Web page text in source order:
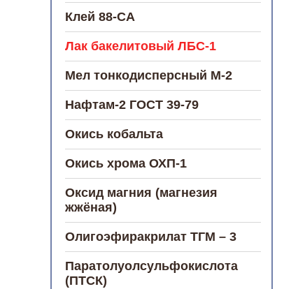
Клей 88-СА
Лак бакелитовый ЛБС-1
Мел тонкодисперсный М-2
Нафтам-2 ГОСТ 39-79
Окись кобальта
Окись хрома ОХП-1
Оксид магния (магнезия
жжёная)
Олигоэфиракрилат ТГМ – 3
Паратолуолсульфокислота
(ПТСК)